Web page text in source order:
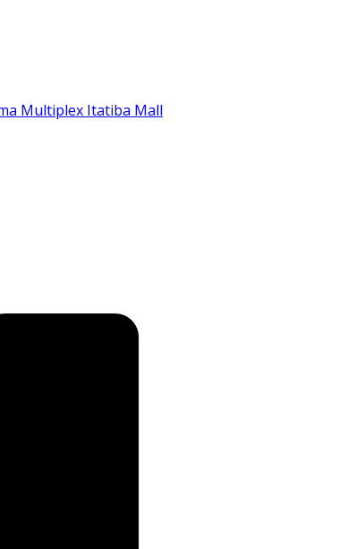
Multiplex Itatiba Mall